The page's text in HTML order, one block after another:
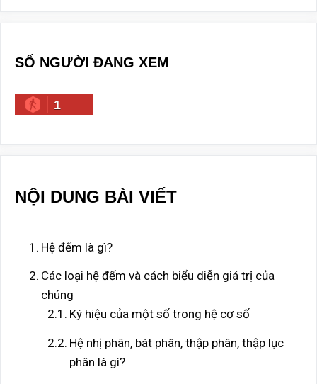
SỐ NGƯỜI ĐANG XEM
1
NỘI DUNG BÀI VIẾT
Hệ đếm là gì?
Các loại hệ đếm và cách biểu diễn giá trị của
chúng
Ký hiệu của một số trong hệ cơ số
Hệ nhị phân, bát phân, thập phân, thập lục
phân là gì?